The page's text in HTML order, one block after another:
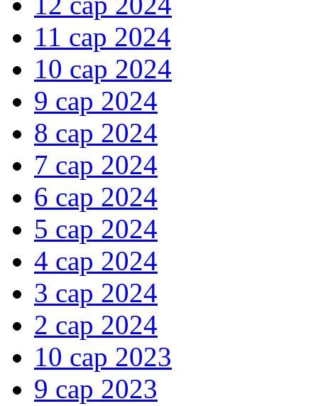
11 сар 2024
10 сар 2024
9 сар 2024
8 сар 2024
7 сар 2024
6 сар 2024
5 сар 2024
4 сар 2024
3 сар 2024
2 сар 2024
10 сар 2023
9 сар 2023